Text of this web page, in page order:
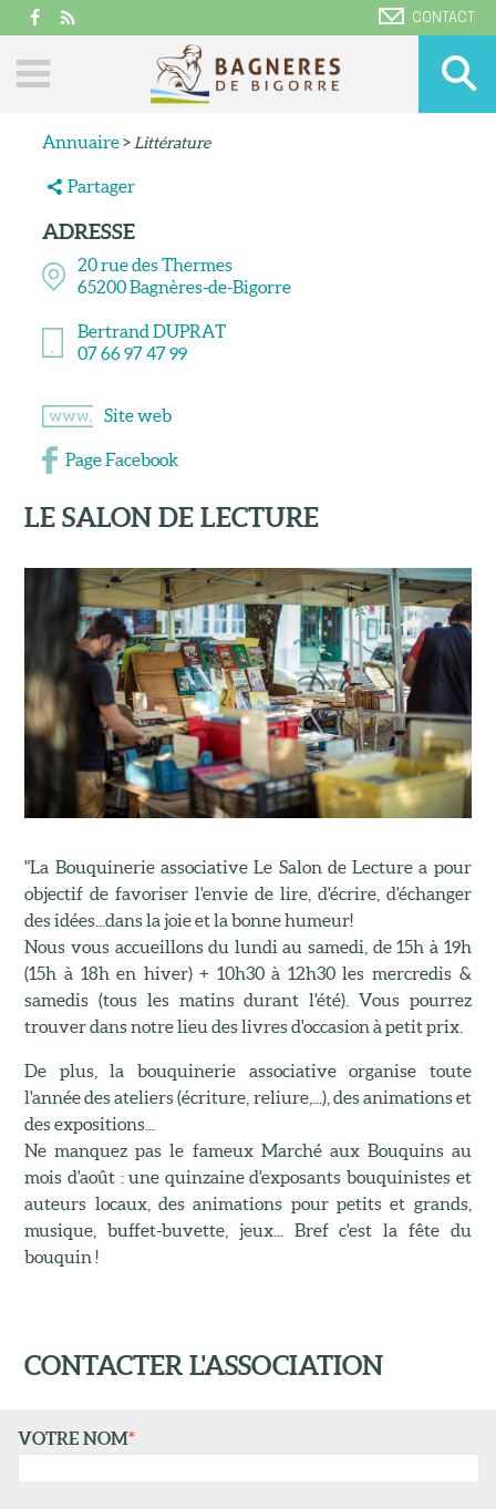
CONTACT
Annuaire> Littérature
Partager
ADRESSE
20 rue des Thermes
65200Bagnères-de-Bigorre
Bertrand DUPRAT
07 66 97 47 99
Site web
Page Facebook
LE SALON DE LECTURE
"La Bouquinerie associative Le Salon de Lecture a pour
objectif de favoriser l'envie de lire, d'écrire, d'échanger
des idées...dans la joie et la bonne humeur!
Nous vous accueillons du lundi au samedi, de 15h à 19h
(15h à 18h en hiver) + 10h30 à 12h30 les mercredis &
samedis (tous les matins durant l'été). Vous pourrez
trouver dans notre lieu des livres d'occasion à petit prix.
De plus, la bouquinerie associative organise toute
l'année des ateliers (écriture, reliure,...), des animations et
des expositions...
Ne manquez pas le fameux Marché aux Bouquins au
mois d'août : une quinzaine d'exposants bouquinistes et
auteurs locaux, des animations pour petits et grands,
musique, buffet-buvette, jeux... Bref c'est la fête du
bouquin !
CONTACTER L'ASSOCIATION
VOTRE NOM*